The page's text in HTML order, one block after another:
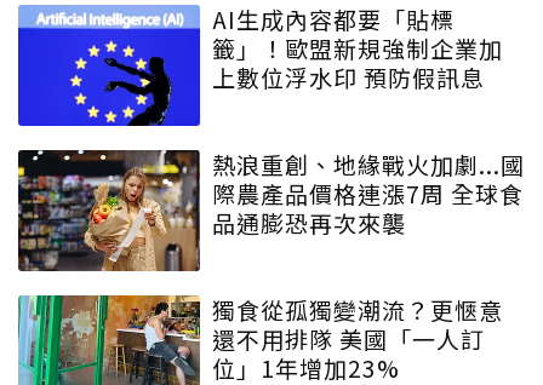
AI生成內容都要「貼標
籤」！歐盟新規強制企業加
上數位浮水印 預防假訊息
熱浪重創、地緣戰火加劇...國
際農產品價格連漲7周 全球食
品通膨恐再次來襲
獨食從孤獨變潮流？更愜意
還不用排隊 美國「一人訂
位」1年增加23%